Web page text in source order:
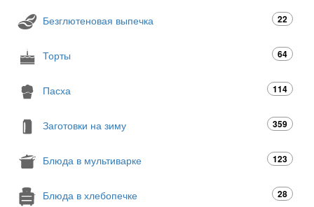
Безглютеновая выпечка 22
Торты 64
Пасха 114
Заготовки на зиму 359
Блюда в мультиварке 123
Блюда в хлебопечке 28